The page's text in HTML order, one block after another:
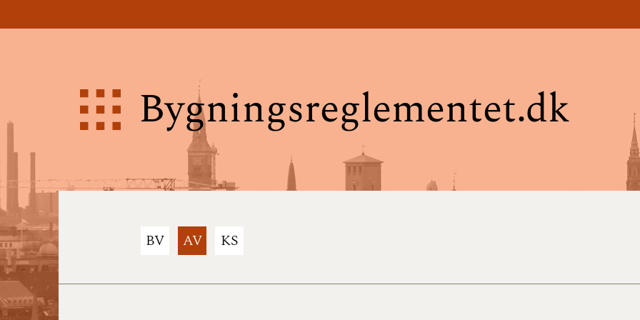
Bygningsreglementet.dk
BV AV KS